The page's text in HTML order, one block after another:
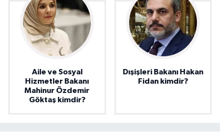
Aile ve Sosyal
Hizmetler Bakanı
Mahinur Özdemir
Göktaş kimdir?
Dışişleri Bakanı Hakan
Fidan kimdir?